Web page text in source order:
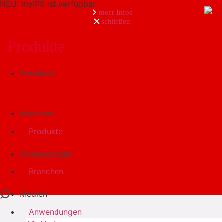
NEU: myIPS ist verfügbar
mehr Infos
schließen
Suche
Produkte
Branchen
Anwendungen
Medien
Produkte
Branchen
Anwendungen
Produkte